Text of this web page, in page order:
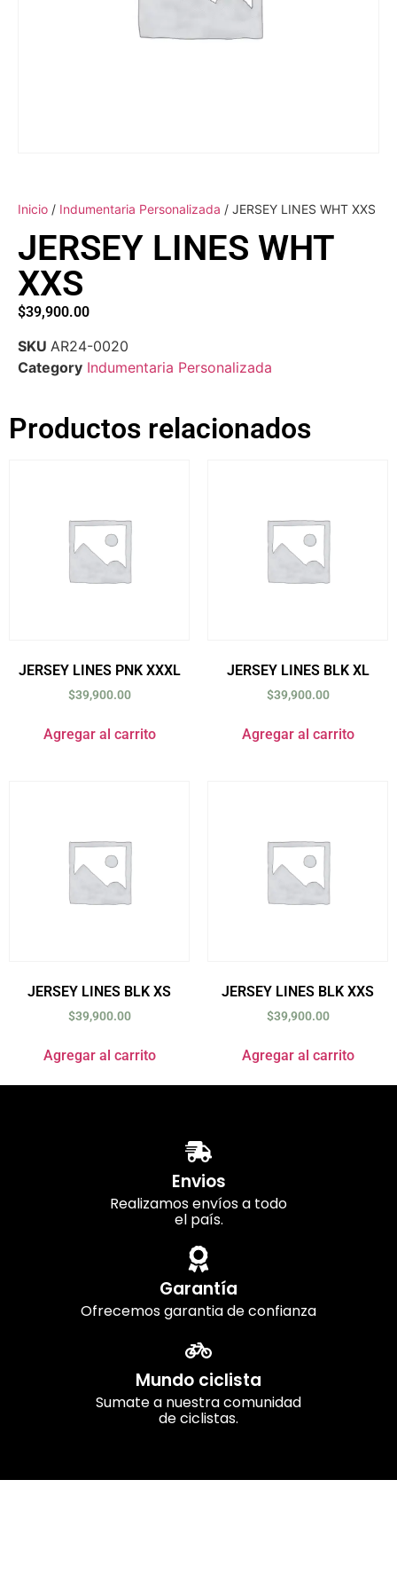
Inicio / Indumentaria Personalizada / JERSEY LINES WHT XXS
JERSEY LINES WHT
XXS
$39,900.00
SKU AR24-0020
Category Indumentaria Personalizada
Productos relacionados
JERSEY LINES PNK XXXL
$39,900.00
Agregar al carrito
JERSEY LINES BLK XL
$39,900.00
Agregar al carrito
JERSEY LINES BLK XS
$39,900.00
Agregar al carrito
JERSEY LINES BLK XXS
$39,900.00
Agregar al carrito
Envios
Realizamos envíos a todo
el país.
Garantía
Ofrecemos garantia de confianza
Mundo ciclista
Sumate a nuestra comunidad
de ciclistas.